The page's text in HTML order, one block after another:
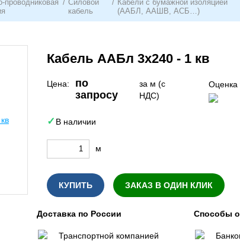
проводниковая / Силовой
кабель
/ Кабели с бумажной изоляцией
(ААБЛ, ААШВ, АСБ…)
Кабель ААБл 3х240 - 1 кв
Цена:
по
запросу
за м (с
НДС)
Оценка
В наличии
м
КУПИТЬ ЗАКАЗ В ОДИН КЛИК
Доставка по России
Транспортной компанией
Способы